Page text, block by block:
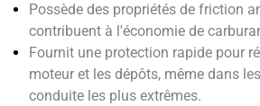
Possède des propriétés de friction
contribuent à l'économie de
Fournit une protection rapide pour
moteur et les dépôts, même dans
conduite les plus extrêmes.